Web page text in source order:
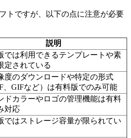
トですが、以下の点に注意が必要
説明
では利用できるテンプレートや素
定されている
度のダウンロードや特定の形式
、GIFなど）は有料版でのみ可能
ドカラーやロゴの管理機能は有料
対応
ではストレージ容量が限られてい